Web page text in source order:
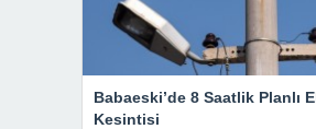
Babaeski’de 8 Saatlik Planlı
Kesintisi